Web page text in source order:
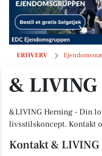
ERHVERV
& LIVING Midt &
& LIVING
&LIVING Herning - Din
livsstilskoncept. Kontakt
Kontakt &